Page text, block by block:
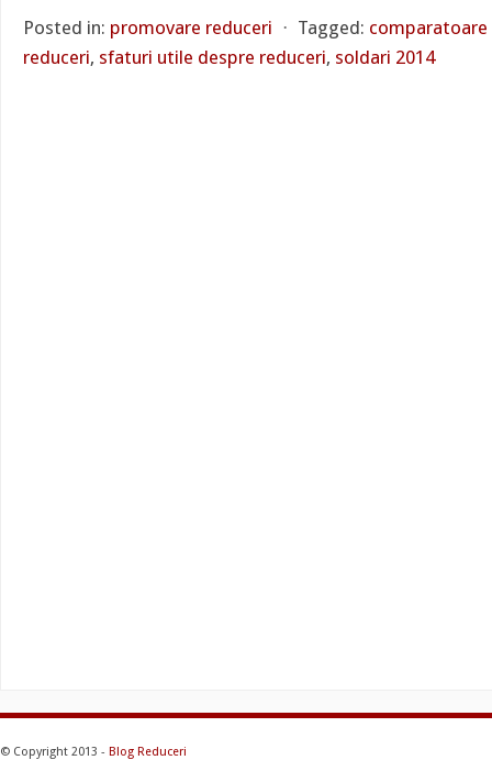
Posted in: promovare reduceri ⋅ Tagged:
reduceri, sfaturi utile despre reduceri, soldari 2014
© Copyright 2013 - Blog Reduceri